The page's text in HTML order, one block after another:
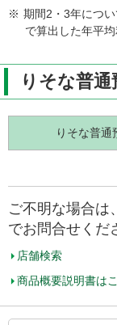
※ 期間2・3年につ
で算出した年平
りそな普通
りそな普通
ご不明な場合は
でお問合せくだ
店舗検索
商品概要説明書は